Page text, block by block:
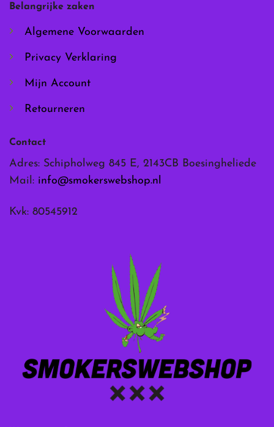
worden
de
Belangrijke zaken
Algemene Voorwaarden
Privacy Verklaring
Mijn Account
Retourneren
Contact
Adres: Schipholweg 845 E, 2143CB Boesingheliede
Mail: info@smokerswebshop.nl
Kvk: 80545912